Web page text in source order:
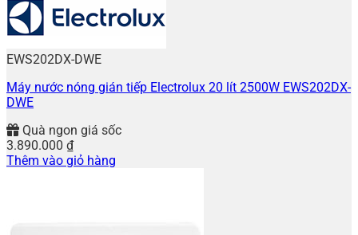
EWS202DX-DWE
Máy nước nóng gián tiếp Electrolux 20 lít 2500W EWS202DX-
DWE
Quà ngon giá sốc
3.890.000 ₫
Thêm vào giỏ hàng